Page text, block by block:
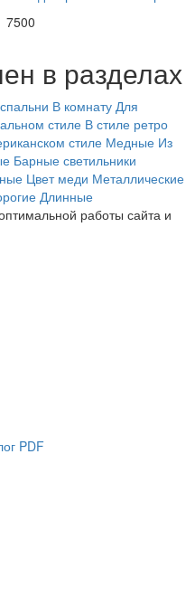
7500
в разделах
В комнату Для
стиле В стиле ретро
стиле Медные Из
Барные светильники
Цвет меди Металлические
Длинные
работы сайта и
PDF